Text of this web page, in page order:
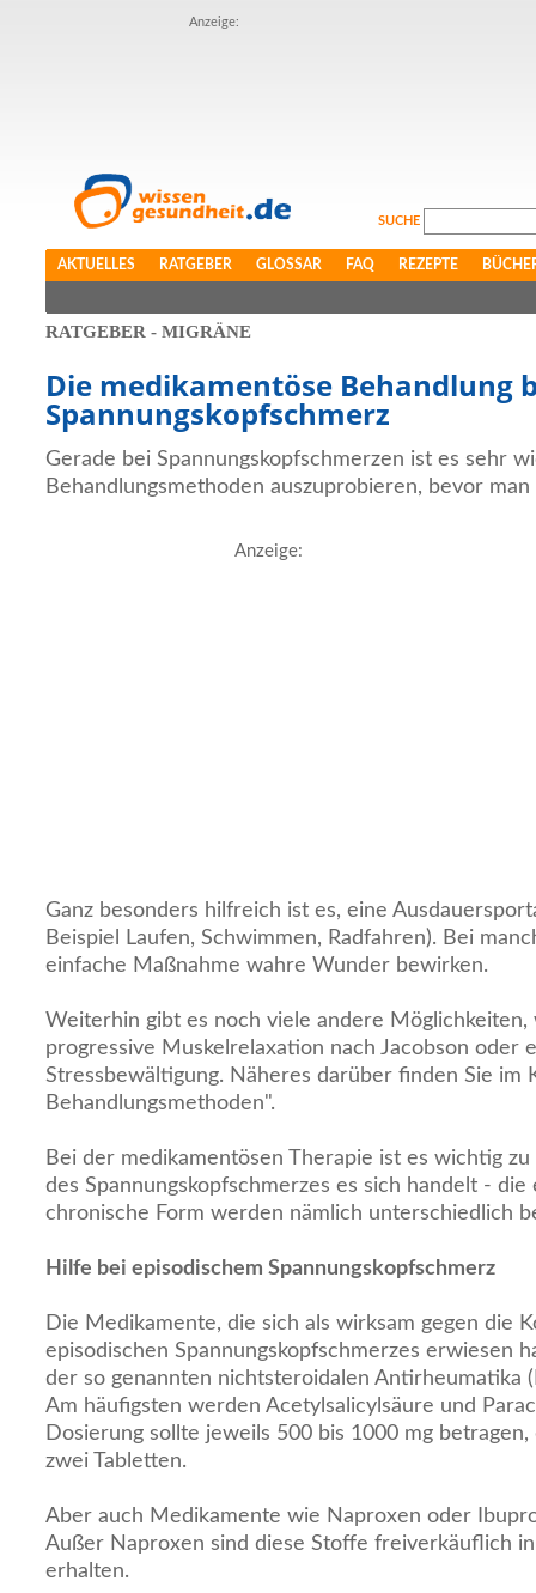
Anzeige:
SUCHE
AKTUELLES RATGEBER GLOSSAR FAQ REZEPTE
RATGEBER - MIGRÄNE
Die medikamentöse Behandlung
Spannungskopfschmerz
Gerade bei Spannungskopfschmerzen ist es sehr
Behandlungsmethoden auszuprobieren, bevor
Anzeige:
Ganz besonders hilfreich ist es, eine
Beispiel Laufen, Schwimmen, Radfahren). Bei
einfache Maßnahme wahre Wunder bewirken.
Weiterhin gibt es noch viele andere Möglichkeiten,
progressive Muskelrelaxation nach Jacobson oder
Stressbewältigung. Näheres darüber finden Sie im
Behandlungsmethoden".
Bei der medikamentösen Therapie ist es wichtig
des Spannungskopfschmerzes es sich handelt - die
chronische Form werden nämlich unterschiedlich
Hilfe bei episodischem Spannungskopfschmerz
Die Medikamente, die sich als wirksam gegen die
episodischen Spannungskopfschmerzes erwiesen
der so genannten nichtsteroidalen Antirheumatika
Am häufigsten werden Acetylsalicylsäure und
Dosierung sollte jeweils 500 bis 1000 mg
zwei Tabletten.
Aber auch Medikamente wie Naproxen oder
Außer Naproxen sind diese Stoffe freiverkäuflich
erhalten.